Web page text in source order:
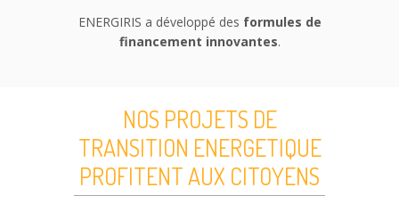
ENERGIRIS a développé des formules de
financement innovantes.
NOS PROJETS DE
TRANSITION ENERGETIQUE
PROFITENT AUX CITOYENS